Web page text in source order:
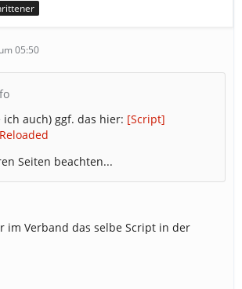
05:50
auch) ggf. das hier: [Script]
Seiten beachten...
im Verband das selbe Script in der